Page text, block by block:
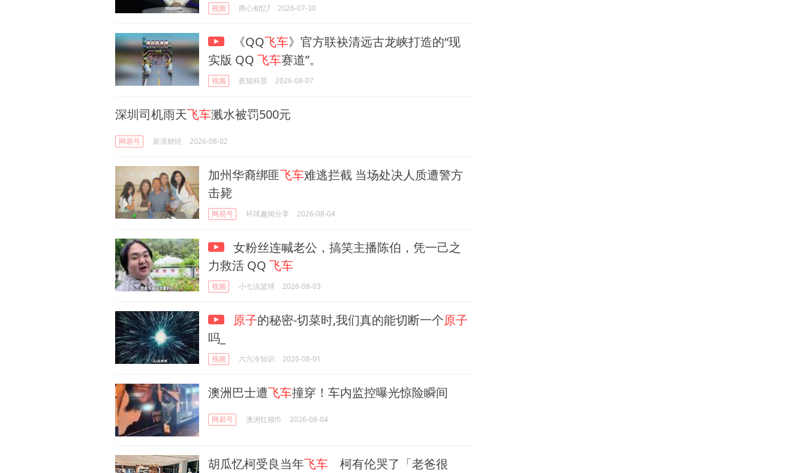
视频 两心相忆f 2026-07-30
《QQ飞车》官方联袂清远古龙峡打造的“现
实版 QQ 飞车赛道”。
视频 夜猫科普 2026-08-07
深圳司机雨天飞车溅水被罚500元
网易号 新浪财经 2026-08-02
加州华裔绑匪飞车难逃拦截 当场处决人质遭警方
击毙
网易号 环球趣闻分享 2026-08-04
女粉丝连喊老公，搞笑主播陈伯，凭一己之
力救活 QQ 飞车
视频 小七说篮球 2026-08-03
原子的秘密-切菜时,我们真的能切断一个原子
吗_
视频 六六冷知识 2026-08-01
澳洲巴士遭飞车撞穿！车内监控曝光惊险瞬间
网易号 澳洲红领巾 2026-08-04
胡瓜忆柯受良当年飞车 柯有伦哭了「老爸很